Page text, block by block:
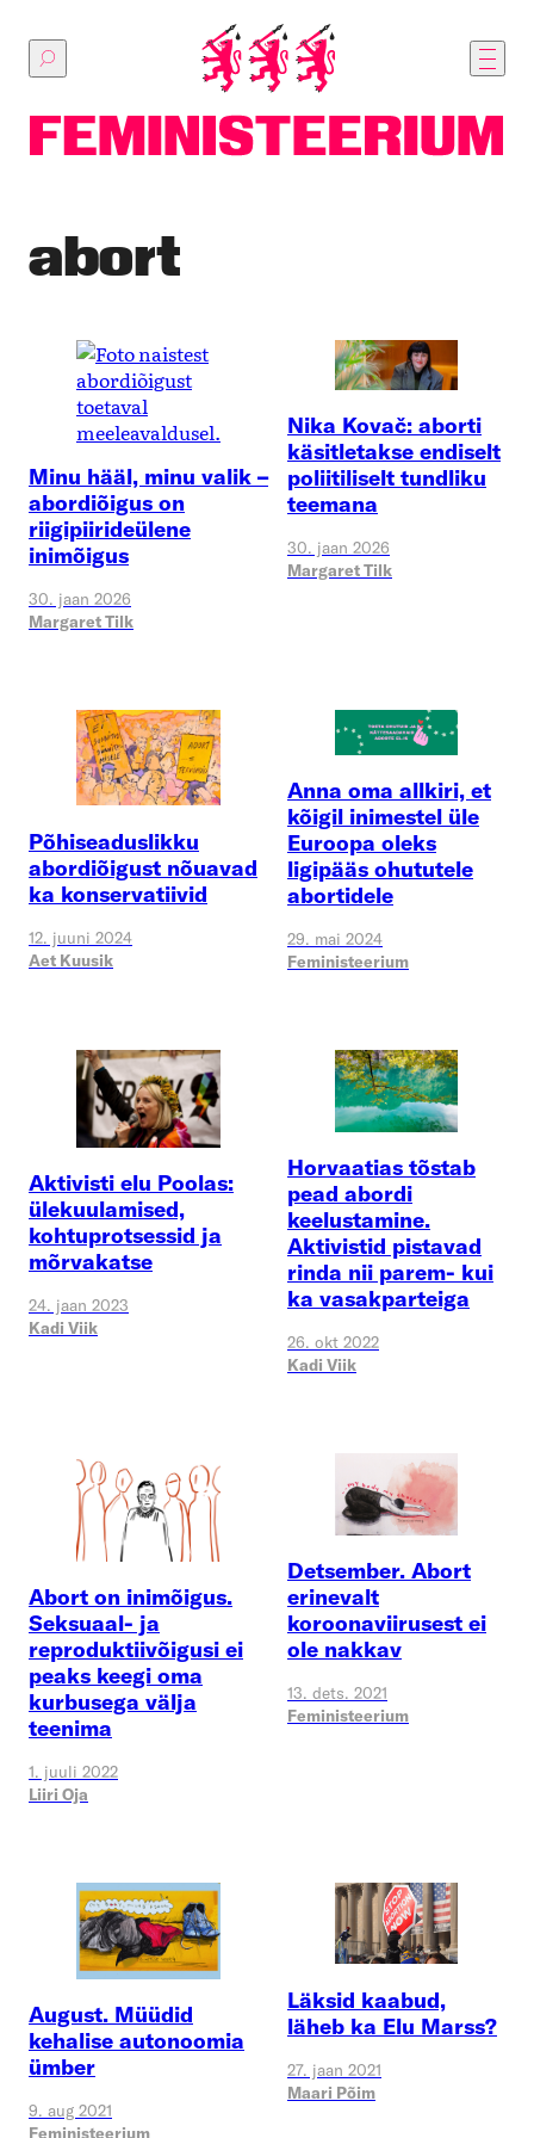
sisu
juurde
abort
Minu hääl, minu valik –
abordiõigus on
riigipiirideülene
inimõigus
30. jaan 2026
Margaret Tilk
Nika Kovač: aborti
käsitletakse endiselt
poliitiliselt tundliku
teemana
30. jaan 2026
Margaret Tilk
Põhiseaduslikku
abordiõigust nõuavad
ka konservatiivid
12. juuni 2024
Aet Kuusik
Anna oma allkiri, et
kõigil inimestel üle
Euroopa oleks
ligipääs ohututele
abortidele
29. mai 2024
Feministeerium
Aktivisti elu Poolas:
ülekuulamised,
kohtuprotsessid ja
mõrvakatse
24. jaan 2023
Kadi Viik
Horvaatias tõstab
pead abordi
keelustamine.
Aktivistid pistavad
rinda nii parem- kui
ka vasakparteiga
26. okt 2022
Kadi Viik
Abort on inimõigus.
Seksuaal- ja
reproduktiivõigusi ei
peaks keegi oma
kurbusega välja
teenima
1. juuli 2022
Liiri Oja
Detsember. Abort
erinevalt
koroonaviirusest ei
ole nakkav
13. dets. 2021
Feministeerium
August. Müüdid
kehalise autonoomia
ümber
9. aug 2021
Feministeerium
Läksid kaabud,
läheb ka Elu Marss?
27. jaan 2021
Maari Põim